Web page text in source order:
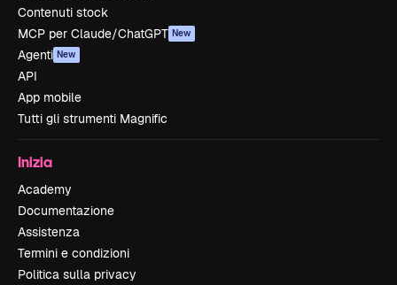
Contenuti stock
MCP per Claude/ChatGPT New
Agenti New
API
App mobile
Tutti gli strumenti Magnific
Inizia
Academy
Documentazione
Assistenza
Termini e condizioni
Politica sulla privacy